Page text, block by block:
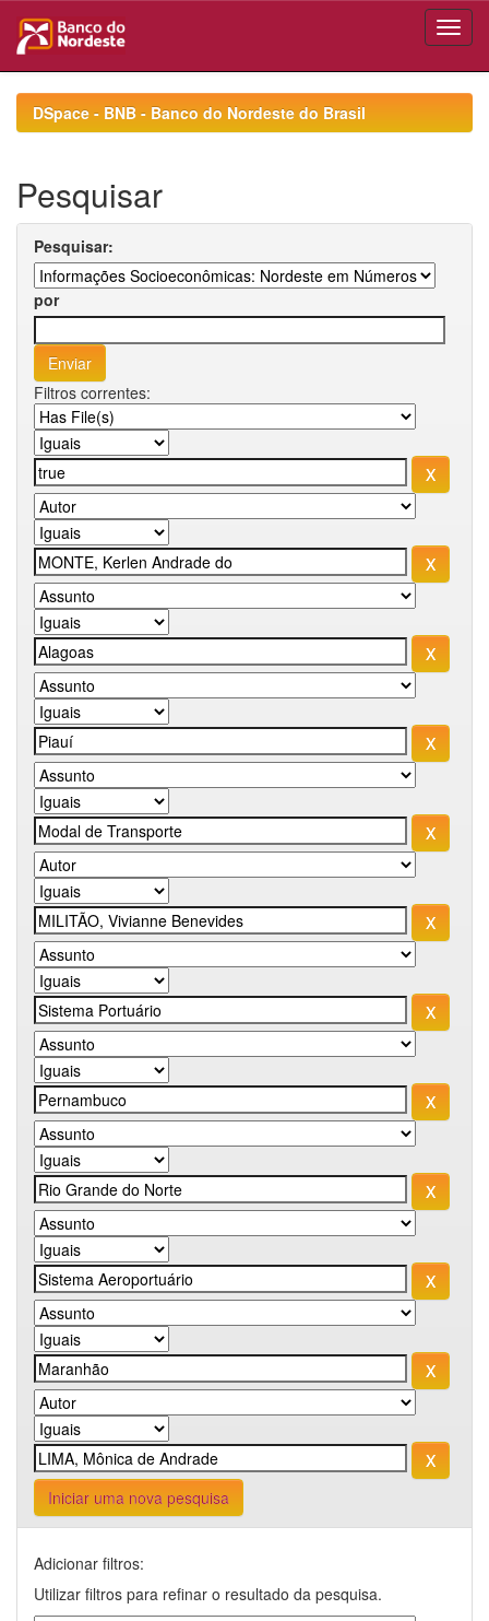
navigationDSpace - BNB - Banco do Nordeste do Brasil
Pesquisar
Pesquisar:
por
Filtros correntes:
Iniciar uma nova pesquisa
Adicionar filtros:
Utilizar filtros para refinar o resultado da pesquisa.